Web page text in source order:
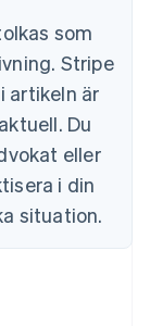
som
Stripe
artikeln är
Du
eller
i din
situation.